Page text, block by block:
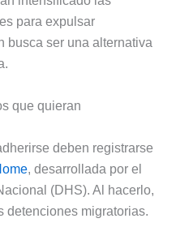
para expulsar
busca ser una alternativa
que quieran
deben registrarse
, desarrollada por el
(DHS). Al hacerlo,
detenciones migratorias.